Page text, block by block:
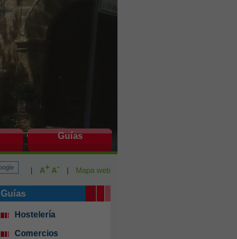
Guías
| A+ A- | Mapa web
Guías
Hostelería
Comercios